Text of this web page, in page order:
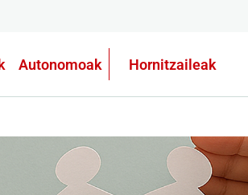
Autonomoak Hornitzaileak